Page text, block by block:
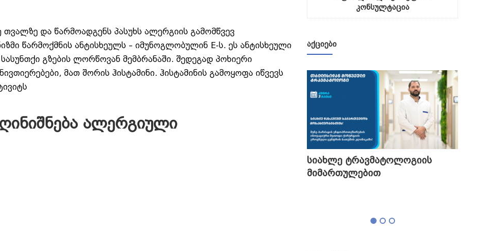
და წარმოადგენს პასუხს ალერგიის გამომწვევ
წარმოქმნის ანტისხეულს – იმუნოგლობულინ E-ს. ეს ანტისხეული
გზების ლორწოვან მემბრანაში. შედეგად პოხიერი
მათ შორის ჰისტამინი. ჰისტამინის გამოყოფა იწვევს
ალერგიული
კონსულტაცია
ᲐᲥᲪᲘᲔᲑᲘ
სიახლე ტრავმატოლოგიის
მიმართულებით